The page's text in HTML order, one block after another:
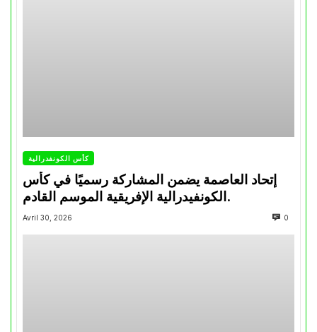
كأس الكونفدرالية
إتحاد العاصمة يضمن المشاركة رسميًا في كأس
الكونفيدرالية الإفريقية الموسم القادم.
Avril 30, 2026 0